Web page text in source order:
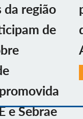
da região
de
e Sebrae